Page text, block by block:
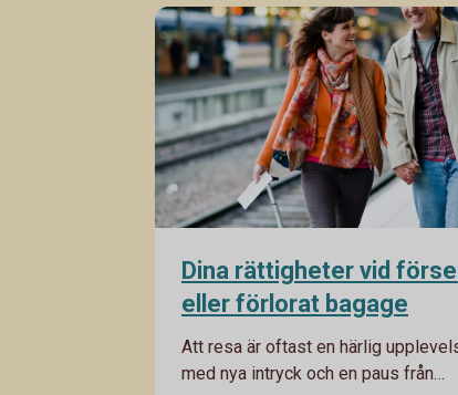
Dina rättigheter vid
eller förlorat bagage
Att resa är oftast en härlig
med nya intryck och en paus från